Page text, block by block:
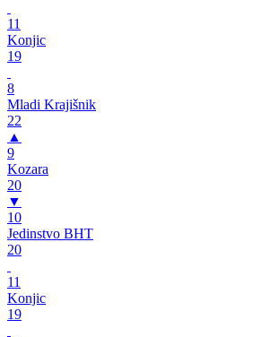
11
Konjic
19
8
Mladi Krajišnik
22
▲
9
Kozara
20
▼
10
Jedinstvo BHT
20
11
Konjic
19